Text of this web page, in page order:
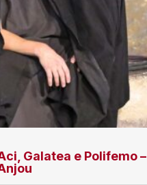
Galatea e Polifemo –